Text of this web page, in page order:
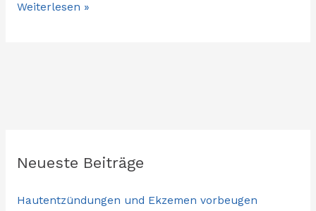
Weiterlesen »
Neueste Beiträge
Hautentzündungen und Ekzemen vorbeugen